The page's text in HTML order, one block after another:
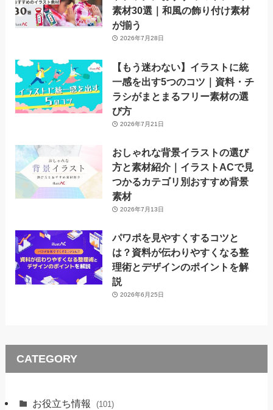
素材30選｜和風の飾り付け素材
が揃う
2026年7月28日
【もう迷わない】イラストに統
一感を出す5つのコツ｜資料・チ
ラシがまとまるフリー素材の選
び方
2026年7月21日
おしゃれな背景イラストの選び
方と素材紹介｜イラストACで見
つかるカテゴリ別おすすめ背景
素材
2026年7月13日
パワポを見やすくするコツと
は？資料が伝わりやすくなる整
理術とデザインのポイントを解
説
2026年6月25日
CATEGORY
お役立ち情報 (101)